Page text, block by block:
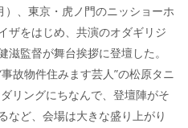
、東京・虎ノ門のニッショーホ
ザをはじめ、共演のオダギリジ
滋監督が舞台挨拶に登壇した。
故物件住みます芸人”の松原タニ
リングにちなんで、登壇陣がそ
など、会場は大きな盛り上がり